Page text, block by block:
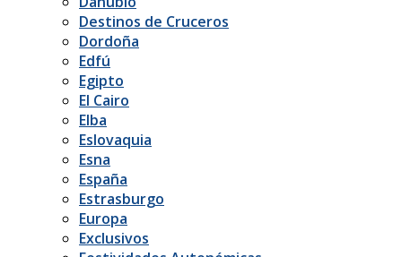
Destinos de Cruceros
Dordoña
Edfú
Egipto
El Cairo
Elba
Eslovaquia
Esna
España
Estrasburgo
Europa
Exclusivos